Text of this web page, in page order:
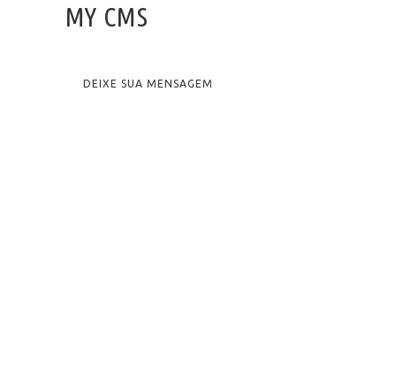
MY CMS
DEIXE SUA MENSAGEM